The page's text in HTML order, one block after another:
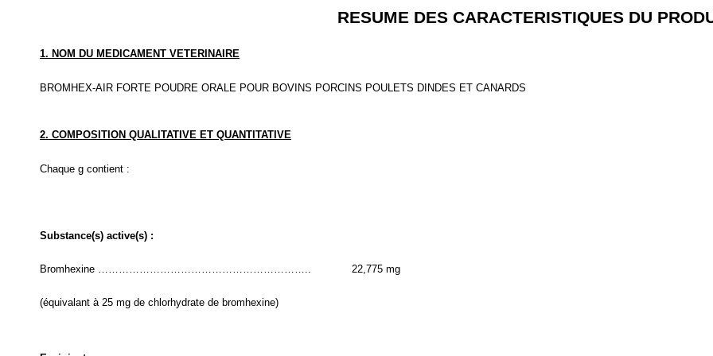
RESUME DES CARACTERISTIQUES DU
1. NOM DU MEDICAMENT VETERINAIRE
BROMHEX-AIR FORTE POUDRE ORALE POUR BOVINS PORCINS POULETS DINDES ET CANARDS
2. COMPOSITION QUALITATIVE ET QUANTITATIVE
Chaque g contient :
Substance(s) active(s) :
Bromhexine …………………………………………………….. 22,775 mg
(équivalant à 25 mg de chlorhydrate de bromhexine)